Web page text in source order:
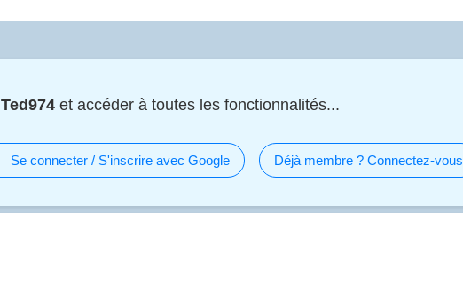
Ted974 et accéder à toutes les fonctionnalités...
Se connecter / S'inscrire avec Google Déjà membre ? Connectez-vous